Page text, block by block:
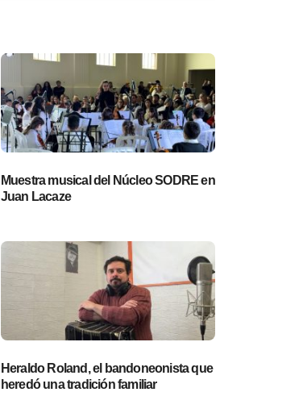
Muestra musical del Núcleo SODRE en
Juan Lacaze
Heraldo Roland, el bandoneonista que
heredó una tradición familiar